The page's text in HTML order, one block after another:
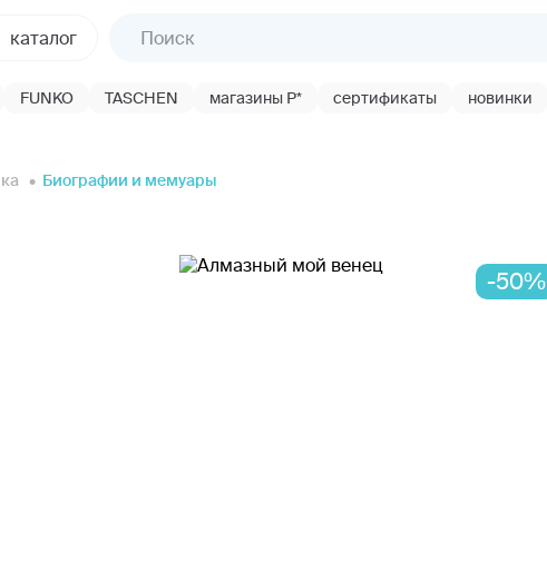
каталог
FUNKO TASCHEN магазины Р* сертификаты новинки
Биографии и мемуары
-50%